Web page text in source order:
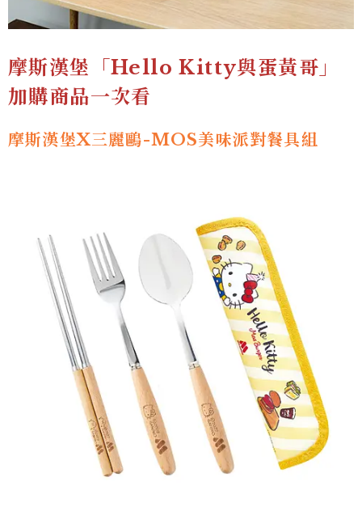
摩斯漢堡「Hello Kitty與蛋黃哥」
加購商品一次看
摩斯漢堡X三麗鷗-MOS美味派對餐具組